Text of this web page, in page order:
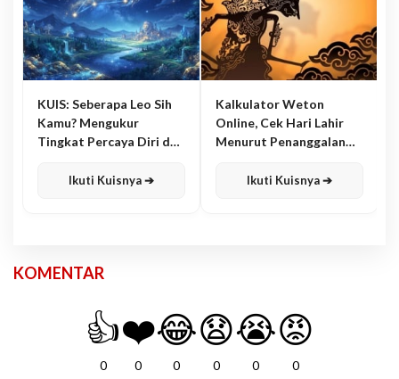
KUIS: Seberapa Leo Sih
Kamu? Mengukur
Tingkat Percaya Diri dan
Ikuti Kuisnya ➔
Kalkulator Weton
Online, Cek Hari Lahir
Menurut Penanggalan
Ikuti Kuisnya ➔
KOMENTAR
👍
0
❤️
0
😂
0
😧
0
😭
0
😡
0